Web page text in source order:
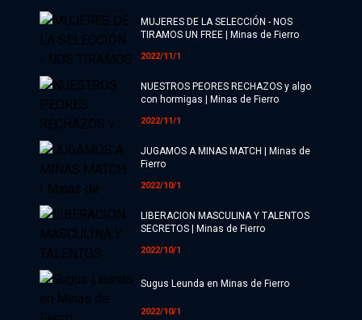
MUJERES DE LA SELECCIÓN - NOS
TIRAMOS UN FREE | Minas de Fierro
2022/11/1
NUESTROS PEORES RECHAZOS y algo
con hormigas | Minas de Fierro
2022/11/1
JUGAMOS A MINAS MATCH | Minas de
Fierro
2022/10/1
LIBERACION MASCULINA Y TALENTOS
SECRETOS | Minas de Fierro
2022/10/1
Sugus Leunda en Minas de Fierro
2022/10/1